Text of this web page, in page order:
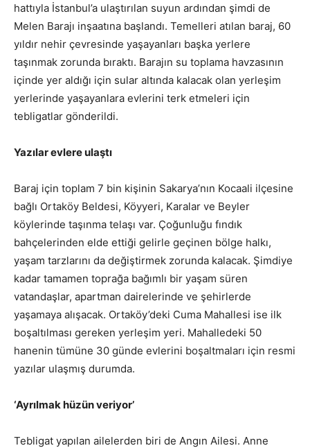
hattıyla İstanbul’a ulaştırılan suyun ardından şimdi de
Melen Barajı inşaatına başlandı. Temelleri atılan baraj, 60
yıldır nehir çevresinde yaşayanları başka yerlere
taşınmak zorunda bıraktı. Barajın su toplama havzasının
içinde yer aldığı için sular altında kalacak olan yerleşim
yerlerinde yaşayanlara evlerini terk etmeleri için
tebligatlar gönderildi.
Yazılar evlere ulaştı
Baraj için toplam 7 bin kişinin Sakarya’nın Kocaali ilçesine
bağlı Ortaköy Beldesi, Köyyeri, Karalar ve Beyler
köylerinde taşınma telaşı var. Çoğunluğu fındık
bahçelerinden elde ettiği gelirle geçinen bölge halkı,
yaşam tarzlarını da değiştirmek zorunda kalacak. Şimdiye
kadar tamamen toprağa bağımlı bir yaşam süren
vatandaşlar, apartman dairelerinde ve şehirlerde
yaşamaya alışacak. Ortaköy’deki Cuma Mahallesi ise ilk
boşaltılması gereken yerleşim yeri. Mahalledeki 50
hanenin tümüne 30 günde evlerini boşaltmaları için resmi
yazılar ulaşmış durumda.
‘Ayrılmak hüzün veriyor’
Tebligat yapılan ailelerden biri de Angın Ailesi. Anne